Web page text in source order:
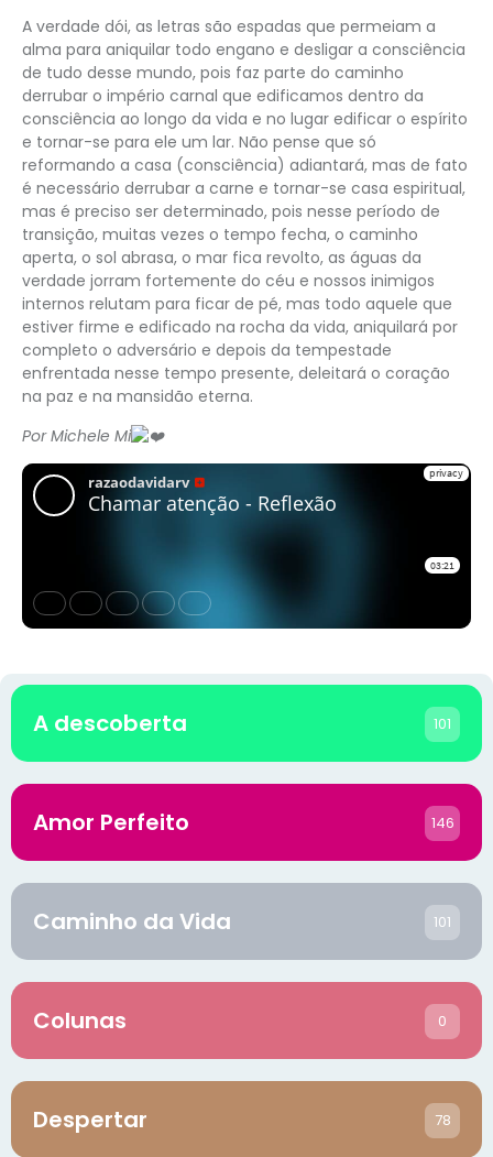
A verdade dói, as letras são espadas que permeiam a
alma para aniquilar todo engano e desligar a consciência
de tudo desse mundo, pois faz parte do caminho
derrubar o império carnal que edificamos dentro da
consciência ao longo da vida e no lugar edificar o espírito
e tornar-se para ele um lar. Não pense que só
reformando a casa (consciência) adiantará, mas de fato
é necessário derrubar a carne e tornar-se casa espiritual,
mas é preciso ser determinado, pois nesse período de
transição, muitas vezes o tempo fecha, o caminho
aperta, o sol abrasa, o mar fica revolto, as águas da
verdade jorram fortemente do céu e nossos inimigos
internos relutam para ficar de pé, mas todo aquele que
estiver firme e edificado na rocha da vida, aniquilará por
completo o adversário e depois da tempestade
enfrentada nesse tempo presente, deleitará o coração
na paz e na mansidão eterna.
Por Michele Mi
A descoberta 101
Amor Perfeito 146
Caminho da Vida 101
Colunas 0
Despertar 78